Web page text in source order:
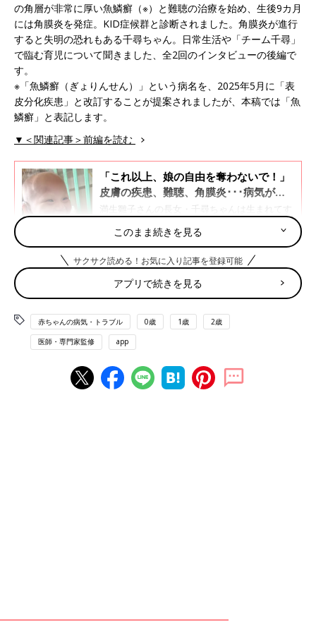
の角層が非常に厚い魚鱗癬（※）と難聴の治療を始め、生後9カ月
には角膜炎を発症。KID症候群と診断されました。角膜炎が進行
すると失明の恐れもある千尋ちゃん。日常生活や「チーム千尋」
で臨む育児について聞きました、全2回のインタビューの後編で
す。
※「魚鱗癬（ぎょりんせん）」という病名を、2025年5月に「表
皮分化疾患」と改訂することが提案されましたが、本稿では「魚
鱗癬」と表記します。
▼＜関連記事＞前編を読む
「これ以上、娘の自由を奪わないで！」
皮膚の疾患、難聴、角膜炎･･･病気がわ
かるたびに打ちのめされた【KID症候
満生雛子さんの長女・千尋ちゃんは生まれてす
ぐ遺伝性皮膚疾患である魚鱗癬と難聴の疑いで
治療を始め、生後9カ月には角膜炎を発症し、
KID症候群と診断。角膜炎が進行すると失明の
恐れがあると宣告されています。一時は千尋ち
ゃんの病気が受け入れられず、引きこもりがち
だったという満生さん。妊娠や出産の経過、診
断後の葛藤と決意について聞きました。全2回
のインタビューの前編です。
皮膚がんのリスクが高い疾患。脱水の危険も高くお
出かけ時はいつも重装備
ー、保冷ベストと首に巻く保冷剤を装着。
このまま続きを見る
サクサク読める！お気に入り記事を登録可能
アプリで続きを見る
赤ちゃんの病気・トラブル 0歳 1歳 2歳
医師・専門家監修 app